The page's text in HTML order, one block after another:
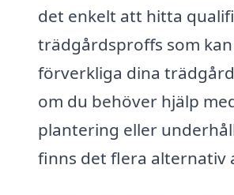
det enkelt att hitta
trädgårdsproffs som
förverkliga dina
om du behöver hjälp
plantering eller
finns det flera alternativ